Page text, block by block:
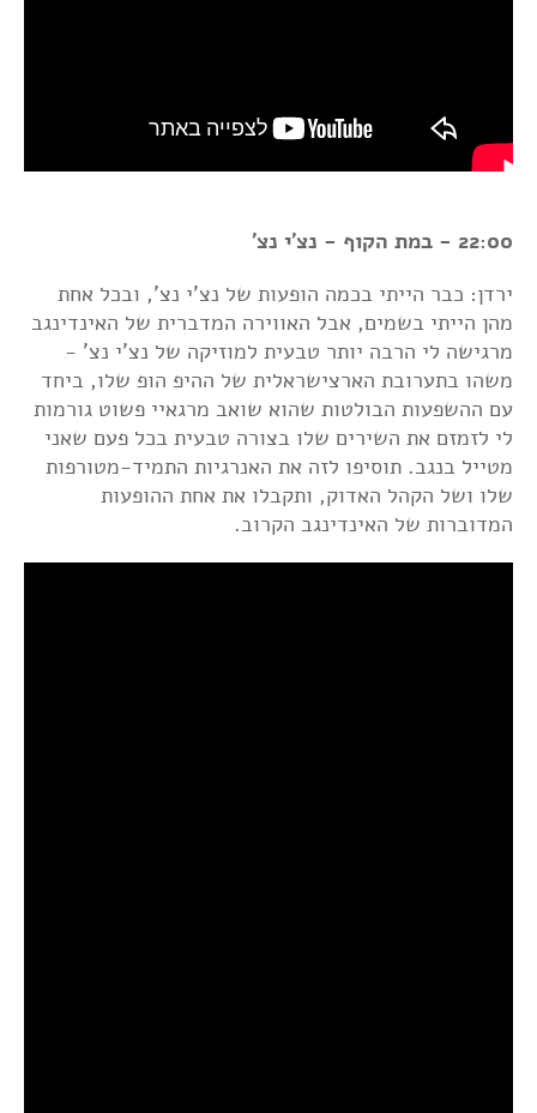
22:00 - במת הקוף - נצ'י נצ'
ירדן: כבר הייתי בכמה הופעות של נצ'י נצ', ובכל אחת
מהן הייתי בשמים, אבל האווירה המדברית של האינדינגב
מרגישה לי הרבה יותר טבעית למוזיקה של נצ'י נצ' -
משהו בתערובת הארצישראלית של ההיפ הופ שלו, ביחד
עם ההשפעות הבולטות שהוא שואב מרגאיי פשוט גורמות
לי לזמזם את השירים שלו בצורה טבעית בכל פעם שאני
מטייל בנגב. תוסיפו לזה את האנרגיות התמיד-מטורפות
שלו ושל הקהל האדוק, ותקבלו את אחת ההופעות
המדוברות של האינדינגב הקרוב.